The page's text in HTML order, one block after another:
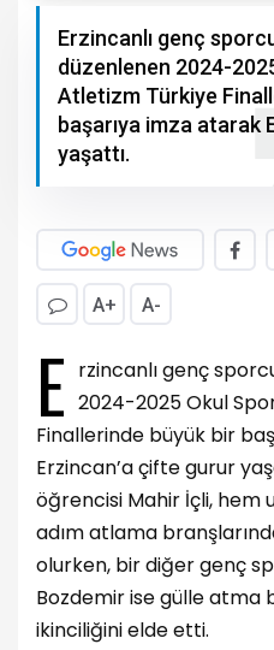
Erzincanlı genç
düzenlenen 2024-
Atletizm Türkiye
başarıya imza atarak
yaşattı.
A+ A-
E rzincanlı genç
2024-2025 Okul
Finallerinde büyük bir
Erzincan’a çifte gurur
öğrencisi Mahir İçli, hem
adım atlama
olurken, bir diğer genç
Bozdemir ise gülle atma
ikinciliğini elde etti.